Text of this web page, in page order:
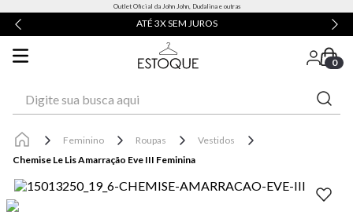
Outlet Oficial da John John, Dudalina e outras
ATÉ 3X SEM JUROS
0
Feminino Roupas
Vestidos
Chemise Le Lis Amarração Eve III Feminina